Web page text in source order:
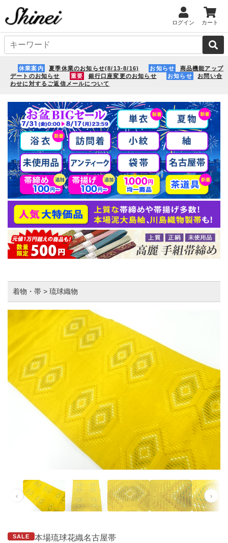
ログイン カート
休業案内 夏季休業のお知らせ(8/13-8/16) お知らせ
商品機能アップ
デートのお知らせ
重要 銀行口座変更のお知らせ お知らせ
お問い合
わせに対するご返信メールについて
着物・帯 > 琉球織物
‹ ›
SALE 本場琉球花織名古屋帯